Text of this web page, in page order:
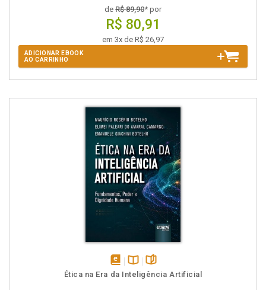
de R$ 89,90* por
R$ 80,91
em 3x de R$ 26,97
ADICIONAR EBOOK
AO CARRINHO
disponívelDisponível
páginas
Ética na Era da Inteligência Artificial